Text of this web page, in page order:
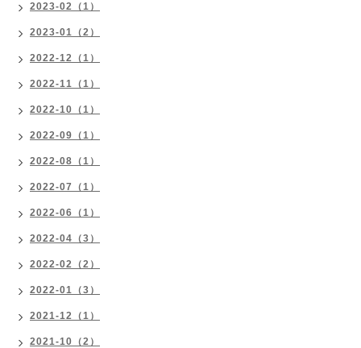
2023-02（1）
2023-01（2）
2022-12（1）
2022-11（1）
2022-10（1）
2022-09（1）
2022-08（1）
2022-07（1）
2022-06（1）
2022-04（3）
2022-02（2）
2022-01（3）
2021-12（1）
2021-10（2）